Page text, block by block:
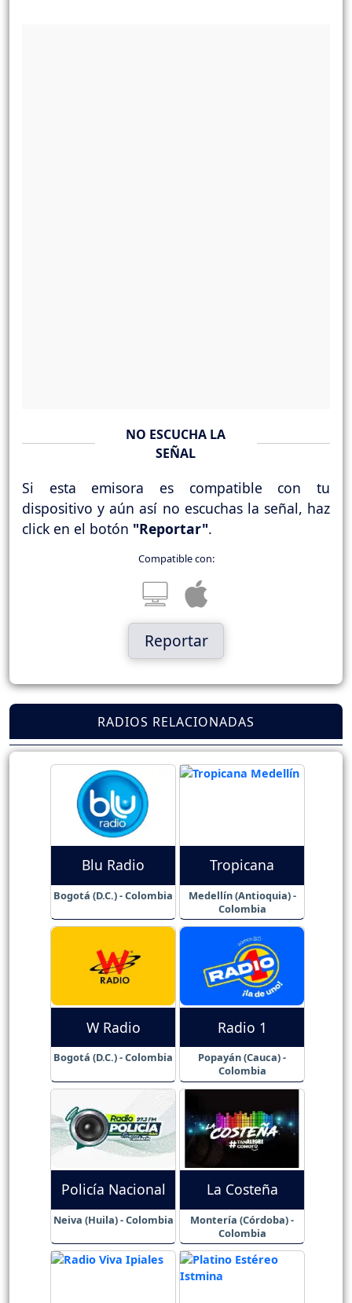
NO ESCUCHA LA
SEÑAL
Si esta emisora es compatible con tu
dispositivo y aún así no escuchas la señal, haz
click en el botón "Reportar".
Compatible con:
Reportar
RADIOS RELACIONADAS
Blu Radio
Bogotá (D.C.) - Colombia
Tropicana
Medellín (Antioquia) -
Colombia
W Radio
Bogotá (D.C.) - Colombia
Radio 1
Popayán (Cauca) -
Colombia
Policía Nacional
Neiva (Huila) - Colombia
La Costeña
Montería (Córdoba) -
Colombia